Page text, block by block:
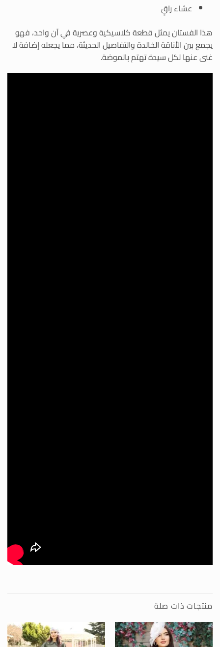
عشاء راقٍ
هذا الفستان يمثل قطعة كلاسيكية وعصرية في آن واحد، فهو
يجمع بين الأناقة الخالدة والتفاصيل الحديثة، مما يجعله إضافة لا
غنى عنها لكل سيدة تهتم بالموضة.
منتجات ذات صلة